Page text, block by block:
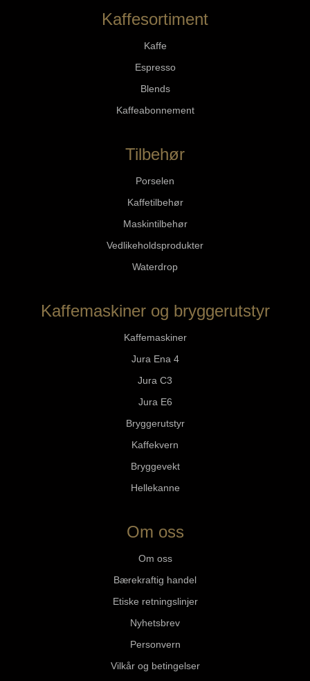
Kaffesortiment
Kaffe
Espresso
Blends
Kaffeabonnement
Tilbehør
Porselen
Kaffetilbehør
Maskintilbehør
Vedlikeholdsprodukter
Waterdrop
Kaffemaskiner og bryggerutstyr
Kaffemaskiner
Jura Ena 4
Jura C3
Jura E6
Bryggerutstyr
Kaffekvern
Bryggevekt
Hellekanne
Om oss
Om oss
Bærekraftig handel
Etiske retningslinjer
Nyhetsbrev
Personvern
Vilkår og betingelser